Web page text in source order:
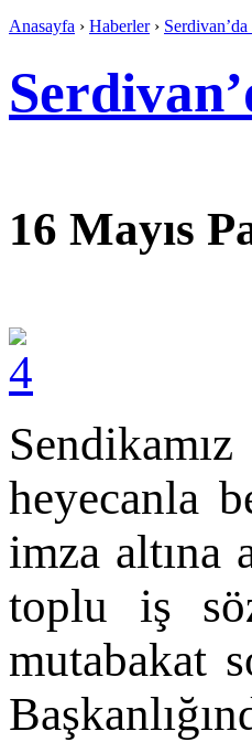
Anasayfa › Haberler›
16 Mayıs
heyecanla
imza altına
toplu iş
mutabakat